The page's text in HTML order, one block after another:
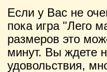
Если у Вас не
пока игра "Лего
размеров это
минут. Вы ждете
удовольствия,